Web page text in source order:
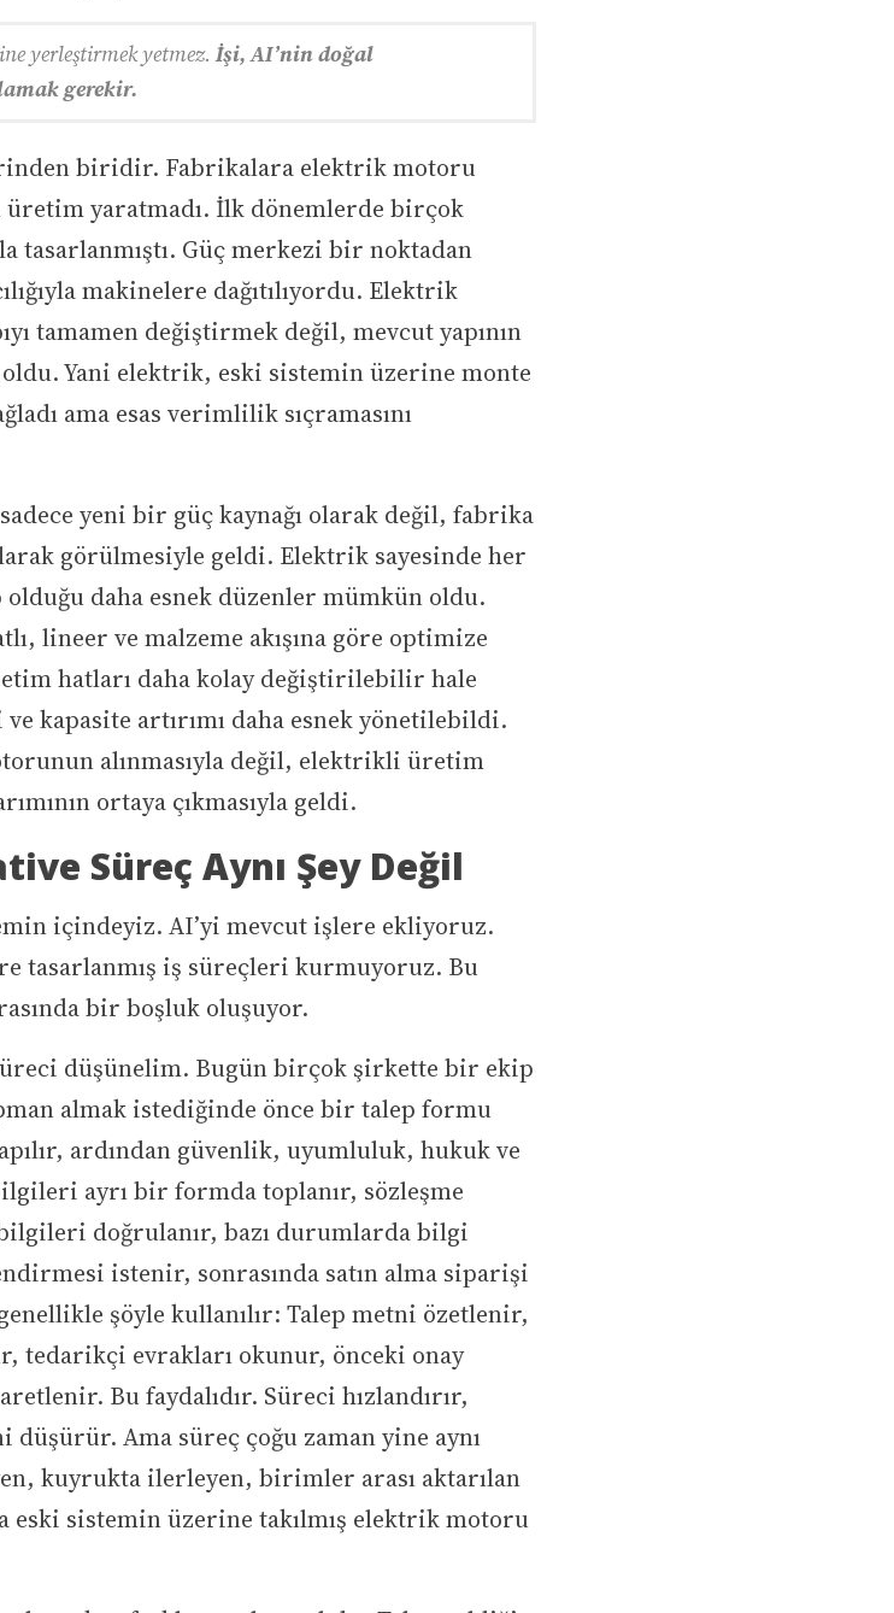
yerleştirmek yetmez.İşi, AI’nin doğal
gerekir.
biridir. Fabrikalara elektrik motoru
yaratmadı. İlk dönemlerde birçok
tasarlanmıştı. Güç merkezi bir noktadan
makinelere dağıtılıyordu. Elektrik
tamamen değiştirmek değil, mevcut yapının
Yani elektrik, eski sistemin üzerine monte
ama esas verimlilik sıçramasını
yeni bir güç kaynağı olarak değil, fabrika
görülmesiyle geldi. Elektrik sayesinde her
daha esnek düzenler mümkün oldu.
lineer ve malzeme akışına göre optimize
hatları daha kolay değiştirilebilir hale
kapasite artırımı daha esnek yönetilebildi.
alınmasıyla değil, elektrikli üretim
ortaya çıkmasıyla geldi.
Süreç Aynı Şey Değil
içindeyiz. AI’yi mevcut işlere ekliyoruz.
tasarlanmış iş süreçleri kurmuyoruz. Bu
bir boşluk oluşuyor.
düşünelim. Bugün birçok şirkette bir ekip
almak istediğinde önce bir talep formu
ardından güvenlik, uyumluluk, hukuk ve
ayrı bir formda toplanır, sözleşme
doğrulanır, bazı durumlarda bilgi
istenir, sonrasında satın alma siparişi
şöyle kullanılır: Talep metni özetlenir,
tedarikçi evrakları okunur, önceki onay
Bu faydalıdır. Süreci hızlandırır,
Ama süreç çoğu zaman yine aynı
kuyrukta ilerleyen, birimler arası aktarılan
eski sistemin üzerine takılmış elektrik motoru